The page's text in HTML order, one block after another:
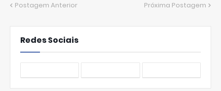
Postagem Anterior Próxima Postagem
Redes Sociais